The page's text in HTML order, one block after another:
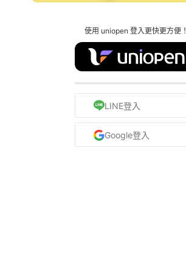
使用 uniopen 登入更快更方便！
LINE登入
Google登入